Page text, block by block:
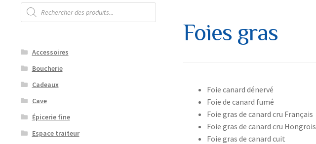
Foies gras
Foie canard dénervé
Foie de canard fumé
Foie gras de canard cru Français
Foie gras de canard cru Hongrois
Foie gras de canard cuit
Recherche
de
produits
Accessoires
Boucherie
Cadeaux
Cave
Épicerie fine
Espace traiteur